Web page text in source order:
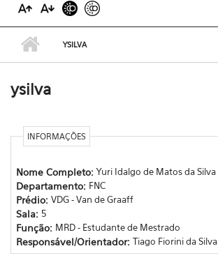
YSILVA
ysilva
INFORMAÇÕES
Nome Completo:Yuri Idalgo de Matos da Silva
Departamento: FNC
Prédio: VDG - Van de Graaff
Sala: 5
Função: MRD - Estudante de Mestrado
Responsável/Orientador: Tiago Fiorini da Silva